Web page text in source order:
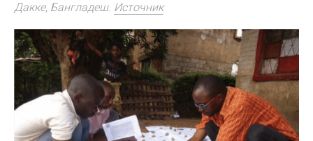
Дакке, Бангладеш. Источник